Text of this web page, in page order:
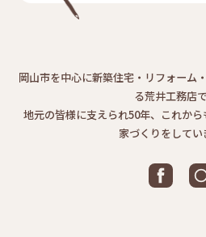
岡山市を中心に新築住宅・リフォーム
る荒井工務店で
地元の皆様に支えられ50年、これか
家づくりをしてい